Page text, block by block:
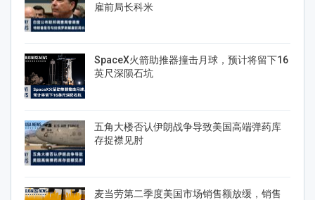
雇前局长科米
SpaceX火箭助推器撞击月球，预计将留下16
英尺深陨石坑
五角大楼否认伊朗战争导致美国高端弹药库
存捉襟见肘
麦当劳第二季度美国市场销售额放缓，销售